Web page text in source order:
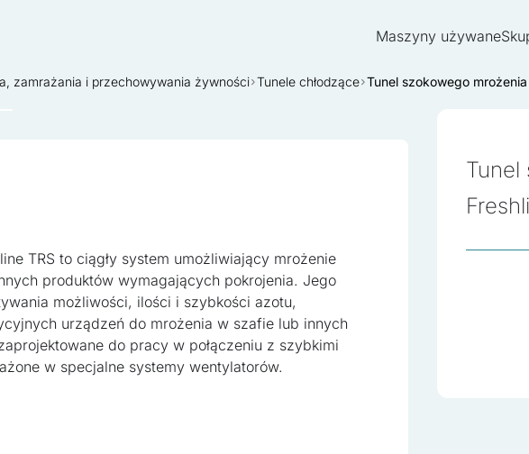
Maszyny używane
zamrażania i przechowywania żywności Tunele chłodzące Tunel szokowego
Tunel
TRS to ciągły system umożliwiający mrożenie
produktów wymagających pokrojenia. Jego
możliwości, ilości i szybkości azotu,
urządzeń do mrożenia w szafie lub innych
do pracy w połączeniu z szybkimi
w specjalne systemy wentylatorów.